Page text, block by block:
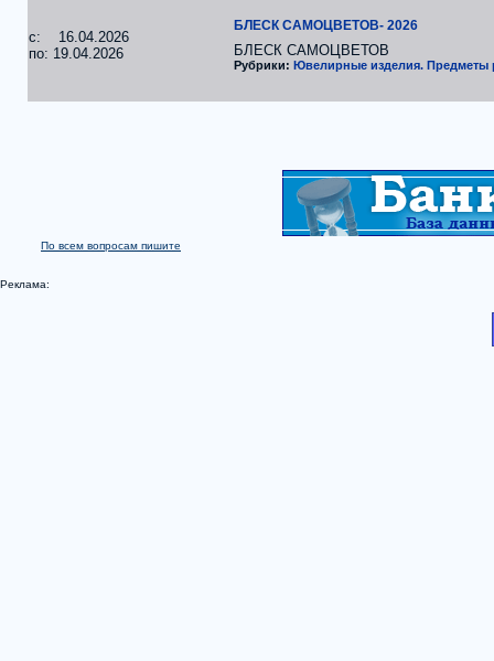
c: 16.04.2026
по: 19.04.2026
БЛЕСК САМОЦВЕТОВ- 2026
БЛЕСК САМОЦВЕТОВ
Рубрики: Ювелирные изделия. Предметы
По всем вопросам пишите
Реклама: